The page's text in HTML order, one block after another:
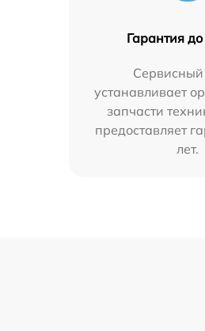
Гарантия
Сервисный
устанавливает
запчасти
предоставляет
лет.